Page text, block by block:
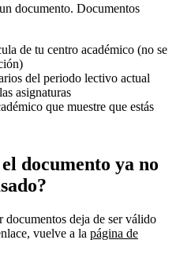
documento. Documentos
de tu centro académico (no se
del periodo lectivo actual
asignaturas
que muestre que estás
documento ya no
documentos deja de ser válido
vuelve a la página de